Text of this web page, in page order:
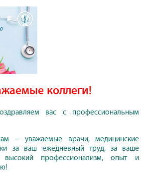
коллеги!
вас с профессиональным
– уважаемые врачи, медицинские
за ваш ежедневный труд, за ваше
профессионализм, опыт и